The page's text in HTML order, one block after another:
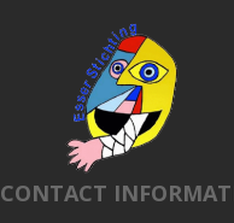
CONTACT